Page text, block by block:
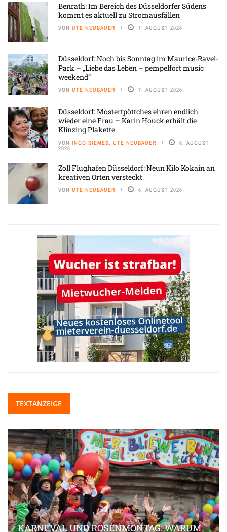
Benrath: Im Bereich des Düsseldorfer Südens
kommt es aktuell zu Stromausfällen
VON UTE NEUBAUER 7. AUGUST 2026
Düsseldorf: Noch bis Sonntag im Maurice-Ravel-
Park – „Liebe das Leben – pempelfort music
weekend“
VON UTE NEUBAUER 7. AUGUST 2026
Düsseldorf: Mostertpöttches ehren endlich
wieder eine Frau – Karin Houck erhält die
Klinzing Plakette
VON INGO SIEMES, UTE NEUBAUER 6. AUGUST
2026
Zoll Flughafen Düsseldorf: Neun Kilo Kokain an
kreativen Orten versteckt
VON UTE NEUBAUER 6. AUGUST 2026
TEXTANZEIGE
KARNEVAL UND ROSENMONTAG: WARUM